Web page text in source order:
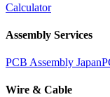
Calculator
Assembly Services
PCB Assembly Japan
Wire & Cable